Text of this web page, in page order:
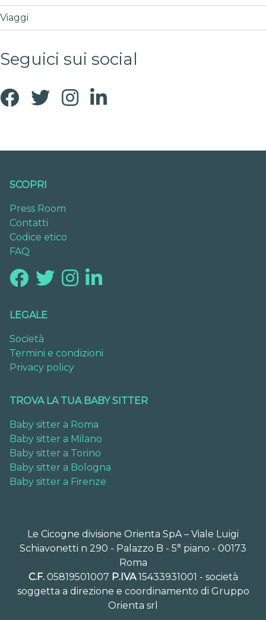
Viaggi
Seguici sui social
SCOPRI
Press Room
Contatti
Codice etico
FAQ
LEGALE
Società
Termini e condizioni
Privacy policy
TROVA LA TUA BABY SITTER
Baby sitter a Roma
Baby sitter a Milano
Baby sitter a Torino
Baby sitter a Bologna
Baby sitter a Firenze
Le Cicogne divisione Orienta SpA – Viale Luigi
Schiavonetti n 290 - Palazzo B - 5° piano - 00173
Roma
C.F.05819501007 P.IVA15433931001 - società
soggetta a direzione e coordinamento di Gruppo
Orienta srl